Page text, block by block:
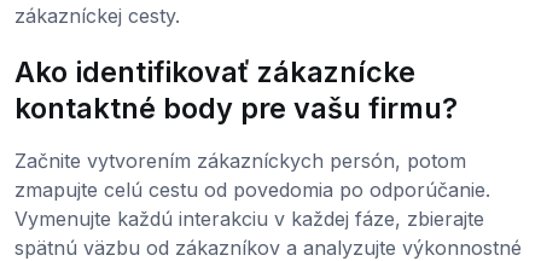
zákazníckej cesty.
Ako identifikovať zákaznícke
kontaktné body pre vašu firmu?
Začnite vytvorením zákazníckych persón, potom
zmapujte celú cestu od povedomia po odporúčanie.
Vymenujte každú interakciu v každej fáze, zbierajte
spätnú väzbu od zákazníkov a analyzujte výkonnostné